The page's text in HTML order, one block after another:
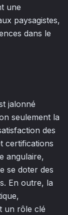
une
paysagistes,
dans le
jalonné
seulement la
des
certifications
angulaire,
se doter des
En outre, la
un rôle clé